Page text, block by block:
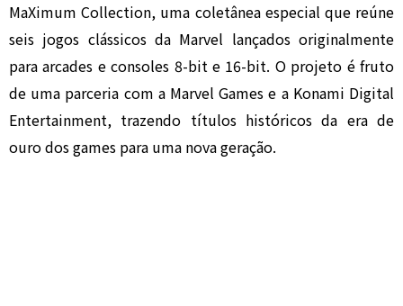
MaXimum Collection, uma coletânea especial que reúne
seis jogos clássicos da Marvel lançados originalmente
para arcades e consoles 8-bit e 16-bit. O projeto é fruto
de uma parceria com a Marvel Games e a Konami Digital
Entertainment, trazendo títulos históricos da era de
ouro dos games para uma nova geração.